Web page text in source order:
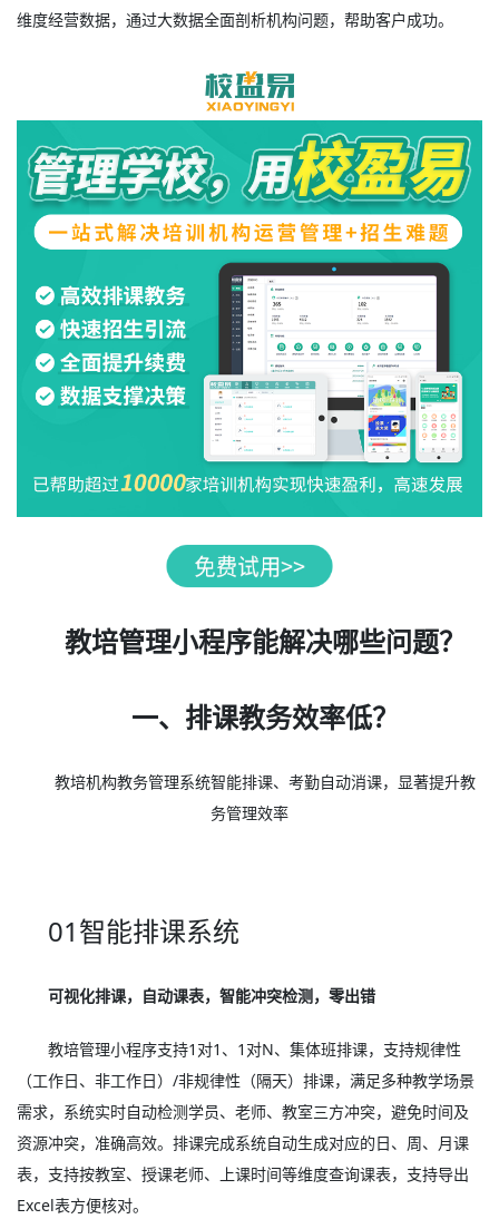
维度经营数据，通过大数据全面剖析机构问题，帮助客户成功。
教培管理小程序能解决哪些问题？
一、排课教务效率低？
教培机构教务管理系统智能排课、考勤自动消课，显著提升教
务管理效率
01智能排课系统
可视化排课，自动课表，智能冲突检测，零出错
教培管理小程序支持1对1、1对N、集体班排课，支持规律性
（工作日、非工作日）/非规律性（隔天）排课，满足多种教学场景
需求，系统实时自动检测学员、老师、教室三方冲突，避免时间及
资源冲突，准确高效。排课完成系统自动生成对应的日、周、月课
表，支持按教室、授课老师、上课时间等维度查询课表，支持导出
Excel表方便核对。